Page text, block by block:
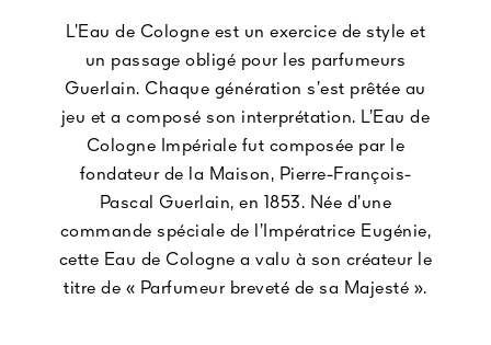
L’Eau de Cologne est un exercice de style et
un passage obligé pour les parfumeurs
Guerlain. Chaque génération s’est prêtée au
jeu et a composé son interprétation. L’Eau de
Cologne Impériale fut composée par le
fondateur de la Maison, Pierre-François-
Pascal Guerlain, en 1853. Née d’une
commande spéciale de l’Impératrice Eugénie,
cette Eau de Cologne a valu à son créateur le
titre de « Parfumeur breveté de sa Majesté ».